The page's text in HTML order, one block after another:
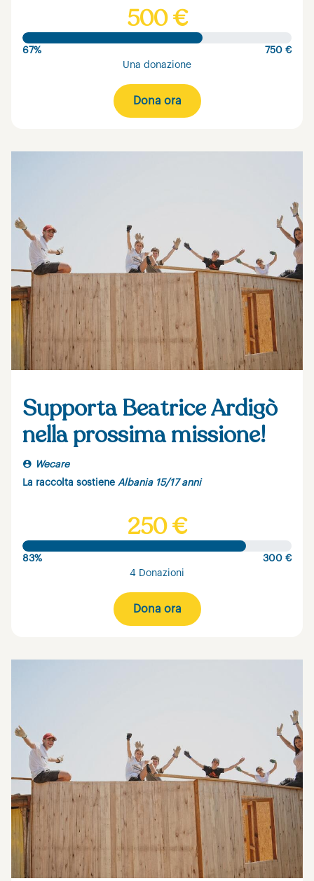
500 €
67%
750 €
Una donazione
Dona ora
Supporta Beatrice Ardigò
nella prossima missione!
Wecare
La raccolta sostiene Albania 15/17 anni
250 €
83%
300 €
4 Donazioni
Dona ora